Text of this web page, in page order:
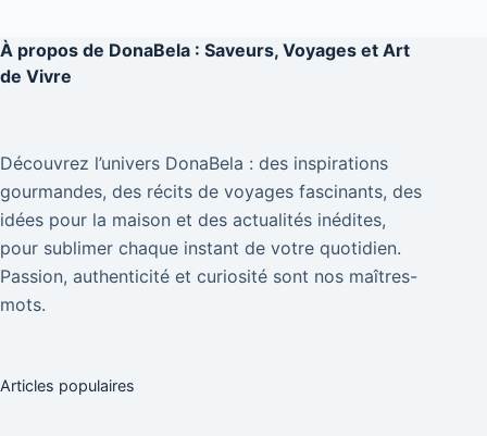
À propos de DonaBela : Saveurs, Voyages et Art
de Vivre
Découvrez l’univers DonaBela : des inspirations
gourmandes, des récits de voyages fascinants, des
idées pour la maison et des actualités inédites,
pour sublimer chaque instant de votre quotidien.
Passion, authenticité et curiosité sont nos maîtres-
mots.
Articles populaires